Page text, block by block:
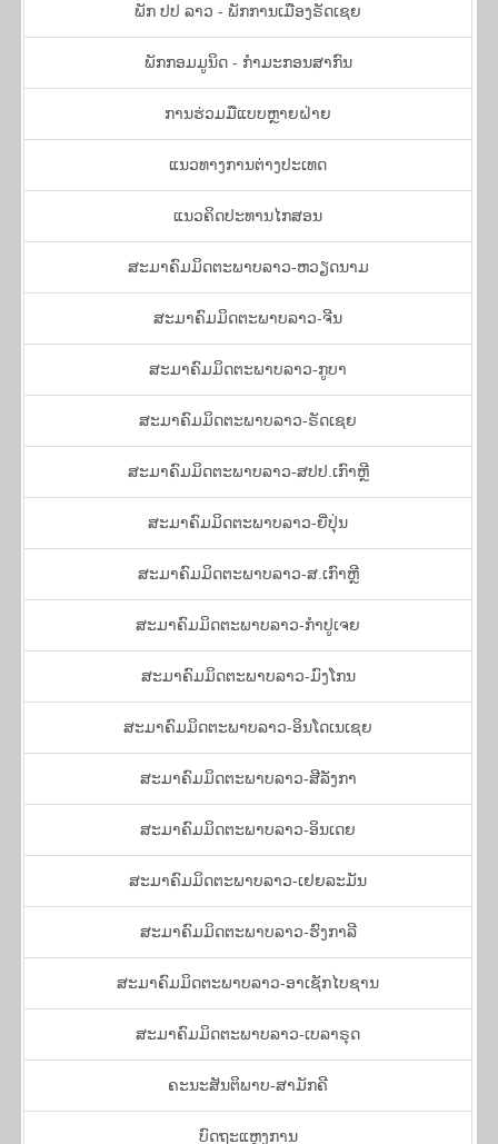
ພັກ ປ​ປ ລາວ - ​ພັກ​ການ​ເມືອງ​ຣັດ​ເຊຍ
ພັກ​ກອມ​ມູ​ນິດ - ກຳ​ມະ​ກອນ​ສາ​ກົນ
ການ​ຮ່ວມ​ມື​ແບບຫຼາຍ​ຝ່າຍ
​ແນວ​ທາງ​ການ​ຕ່າງ​ປະ​ເທດ
ແນວ​ຄິດ​ປະ​ທານ​ໄກ​ສອນ
​ສະ​ມາ​ຄົມ​ມິດ​ຕະ​ພາບ​ລາວ-ຫວຽດ​ນາມ
​ສະ​ມາ​ຄົມ​ມິດ​ຕະ​ພາບ​ລາວ-ຈີນ
​ສະ​ມາ​ຄົມ​ມິດ​ຕະ​ພາບ​ລາວ-ກູ​ບາ
ສະ​ມາ​ຄົມ​ມິດ​ຕະ​ພາບ​ລາວ-ຣັດ​ເຊຍ
ສະ​ມາ​ຄົມ​ມິດ​ຕະ​ພາບ​ລາວ-​ສ​ປ​ປ.ເກົາຫຼີ
ສະ​ມາ​ຄົມ​ມິດ​ຕະ​ພາບ​ລາວ-ຍີ່​ປຸ່ນ
ສະ​ມາ​ຄົມ​ມິດ​ຕະ​ພາບ​ລາວ-ສ.ເກົາຫຼີ
ສະ​ມາ​ຄົມ​ມິດ​ຕະ​ພາບ​ລາວ-ກຳ​ປູ​ເຈຍ
ສະ​ມາ​ຄົມ​ມິດ​ຕະ​ພາບ​ລາວ-ມົງ​ໂກນ
ສະ​ມາ​ຄົມ​ມິດ​ຕະ​ພາບ​ລາວ-ອິນ​ໂດ​ເນ​ເຊຍ
ສະ​ມາ​ຄົມ​ມິດ​ຕະ​ພາບ​ລາວ-ສີ​ລັງ​ກາ
ສະ​ມາ​ຄົມ​ມິດ​ຕະ​ພາບ​ລາວ-ອິນ​ເດຍ
ສະ​ມາ​ຄົມ​ມິດ​ຕະ​ພາບ​ລາວ-ເຢຍ​ລະ​ມັນ
ສະ​ມາ​ຄົມ​ມິດ​ຕະ​ພາບ​ລາວ-ຮົງ​ກາ​ລີ
ສະ​ມາ​ຄົມ​ມິດ​ຕະ​ພາບ​ລາວ-ອາ​ເຊັກ​ໄບ​ຊານ
ສະ​ມາ​ຄົມ​ມິດ​ຕະ​ພາບ​ລາວ-ເບ​ລາ​ຣຸດ
ຄະ​ນະ​ສັນ​ຕິ​ພາບ​-ສາ​ມັກ​ຄີ
ບົດ​ຖ​ະ​ແຫຼງ​ການ